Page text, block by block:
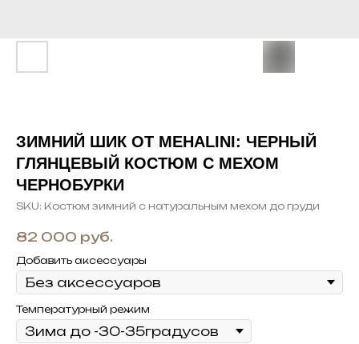
ЗИМНИЙ ШИК ОТ MEHALINI: ЧЕРНЫЙ
ГЛЯНЦЕВЫЙ КОСТЮМ С МЕХОМ
ЧЕРНОБУРКИ
SKU: Костюм зимний с натуральным мехом до груди
82 000 руб.
Добавить аксессуары
Температурный режим